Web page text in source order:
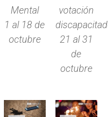
Mental
1 al 18 de
octubre
votación
21 al 31
de
octubre